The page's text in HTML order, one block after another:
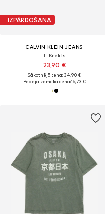
IZPĀRDOŠANA
CALVIN KLEIN JEANS
T-Krekls
23,90 €
Sākotnējā cena: 34,90 €
Pēdējā zemākā cena:16,73 €